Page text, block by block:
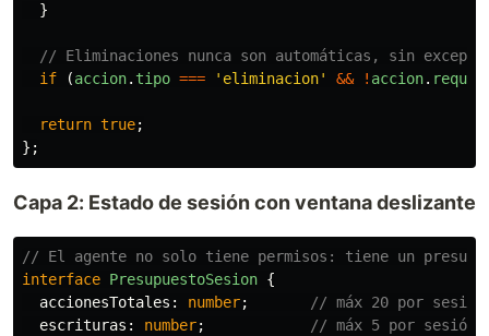
}
// Eliminaciones nunca son automáticas, sin
if
(accion. tipo === ' eliminacion' && ! accion.
return true;
};
Capa 2: Estado de sesión con ventana deslizante
// El agente no solo tiene permisos: tiene un
interface PresupuestoSesion {
accionesTotales : number;
// máx 20 por sesión
escrituras : number;
// máx 5 por sesión